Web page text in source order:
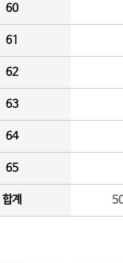
60
61
62
63
64
65
합계